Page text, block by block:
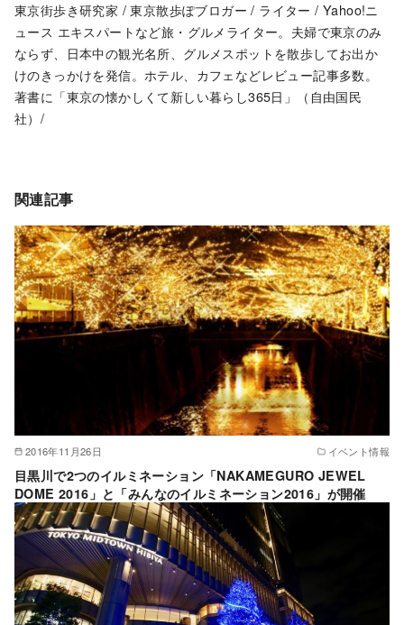
東京街歩き研究家 / 東京散歩ぽブロガー / ライター / Yahoo!ニ
ュース エキスパートなど旅・グルメライター。夫婦で東京のみ
ならず、日本中の観光名所、グルメスポットを散歩してお出か
けのきっかけを発信。ホテル、カフェなどレビュー記事多数。
著書に「東京の懐かしくて新しい暮らし365日」（自由国民
社）/
関連記事
2016年11月26日 イベント情報
目黒川で2つのイルミネーション「NAKAMEGURO JEWEL
DOME 2016」と「みんなのイルミネーション2016」が開催